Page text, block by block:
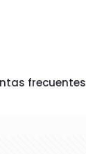
frecuentes